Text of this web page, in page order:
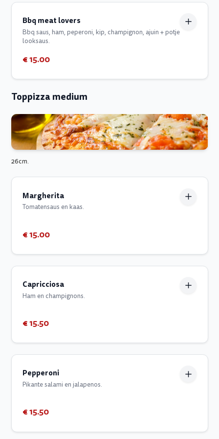
Bbq meat lovers
Bbq saus, ham, peperoni, kip, champignon, ajuin + potje
looksaus.
€ 15.00
Toppizza medium
26cm.
Margherita
Tomatensaus en kaas.
€ 15.00
Capricciosa
Ham en champignons.
€ 15.50
Pepperoni
Pikante salami en jalapenos.
€ 15.50